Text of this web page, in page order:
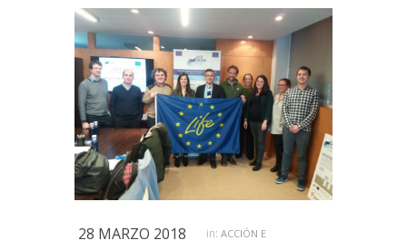
28 MARZO 2018 in:ACCIÓN E